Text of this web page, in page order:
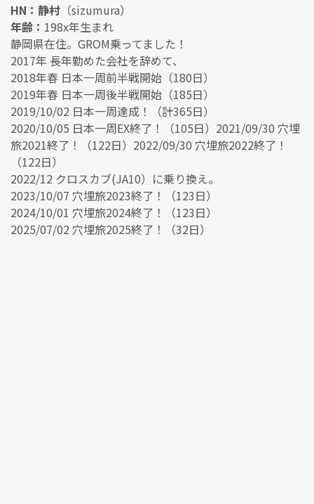
HN：静村 （sizumura）
年齢： 198x年生まれ
静岡県在住。GROM乗ってました！
2017年 長年勤めた会社を辞めて、
2018年春 日本一周前半戦開始（180日）
2019年春 日本一周後半戦開始（185日）
2019/10/02 日本一周達成！（計365日）
2020/10/05 日本一周EX終了！（105日）2021/09/30 穴埋
旅2021終了！（122日）2022/09/30 穴埋旅2022終了！
（122日）
2022/12 クロスカブ(JA10）に乗り換え。
2023/10/07 穴埋旅2023終了！（123日）
2024/10/01 穴埋旅2024終了！（123日）
2025/07/02 穴埋旅2025終了！（32日）